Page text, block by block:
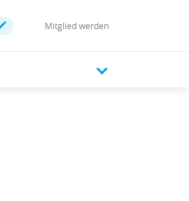
Mitglied werden